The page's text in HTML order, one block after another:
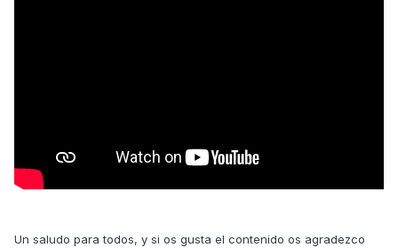
Un saludo para todos, y si os gusta el contenido os agradezco